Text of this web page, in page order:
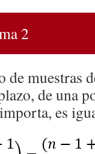
2
de muestras
de una
es